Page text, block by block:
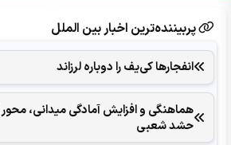
پربیننده‌ترین اخبار بین الملل
انفجارها کی‌یف را دوباره لرزاند
هماهنگی و افزایش آمادگی میدانی، محور
حشد شعبی